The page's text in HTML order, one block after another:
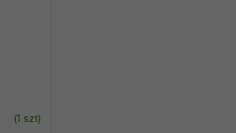
(1 szt)